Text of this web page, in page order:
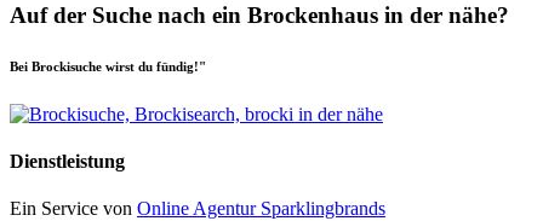
Auf der Suche nach ein Brockenhaus in der nähe?
Bei Brockisuche wirst du fündig!"
Dienstleistung
Ein Service von Online Agentur Sparklingbrands